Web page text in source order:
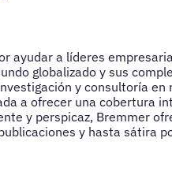
ayudar a líderes
globalizado y sus
y consultoría en
a ofrecer una cobertura
y perspicaz, Bremmer
y hasta sátira